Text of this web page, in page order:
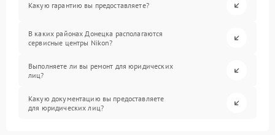
Какую гарантию вы предоставляете?
В каких районах Донецка располагаются
сервисные центры Nikon?
Выполняете ли вы ремонт для юридических
лиц?
Какую документацию вы предоставляете
для юридических лиц?